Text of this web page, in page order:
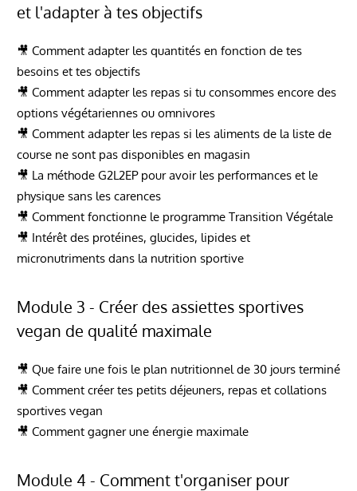
et l'adapter à tes objectifs
🎥 Comment adapter les quantités en fonction de tes
besoins et tes objectifs
🎥 Comment adapter les repas si tu consommes encore des
options végétariennes ou omnivores
🎥 Comment adapter les repas si les aliments de la liste de
course ne sont pas disponibles en magasin
🎥 La méthode G2L2EP pour avoir les performances et le
physique sans les carences
🎥 Comment fonctionne le programme Transition Végétale
🎥 Intérêt des protéines, glucides, lipides et
micronutriments dans la nutrition sportive
Module 3 - Créer des assiettes sportives
vegan de qualité maximale
🎥 Que faire une fois le plan nutritionnel de 30 jours terminé
🎥 Comment créer tes petits déjeuners, repas et collations
sportives vegan
🎥 Comment gagner une énergie maximale
Module 4 - Comment t'organiser pour